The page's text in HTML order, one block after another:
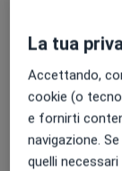
Venereologo
Venereologo
Venereologo
Venereologo
La tua
Accettando,
cookie (o
e fornirti
navigazione.
quelli